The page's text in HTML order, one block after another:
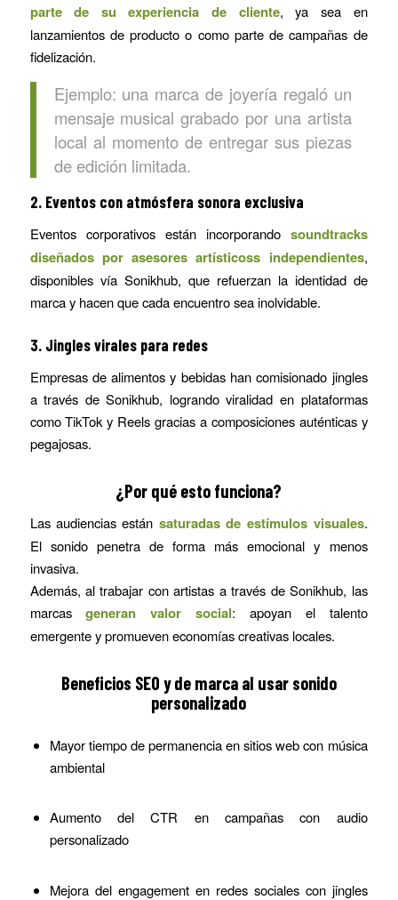
parte de su experiencia de cliente, ya sea en
lanzamientos de producto o como parte de campañas de
fidelización.
Ejemplo: una marca de joyería regaló un
mensaje musical grabado por una artista
local al momento de entregar sus piezas
de edición limitada.
2. Eventos con atmósfera sonora exclusiva
Eventos corporativos están incorporando soundtracks
diseñados por asesores artísticoss independientes,
disponibles vía Sonikhub, que refuerzan la identidad de
marca y hacen que cada encuentro sea inolvidable.
3. Jingles virales para redes
Empresas de alimentos y bebidas han comisionado jingles
a través de Sonikhub, logrando viralidad en plataformas
como TikTok y Reels gracias a composiciones auténticas y
pegajosas.
¿Por qué esto funciona?
Las audiencias están saturadas de estímulos visuales.
El sonido penetra de forma más emocional y menos
invasiva.
Además, al trabajar con artistas a través de Sonikhub, las
marcas generan valor social: apoyan el talento
emergente y promueven economías creativas locales.
Beneficios SEO y de marca al usar sonido
personalizado
Mayor tiempo de permanencia en sitios web con música
ambiental
Aumento del CTR en campañas con audio
personalizado
Mejora del engagement en redes sociales con jingles